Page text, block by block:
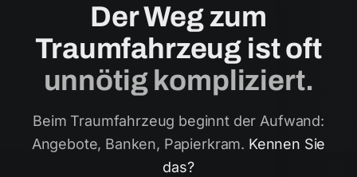
Der Weg zum
Traumfahrzeug ist oft
unnötig kompliziert.
Beim Traumfahrzeug beginnt der Aufwand:
Angebote, Banken, Papierkram. Kennen Sie
das?